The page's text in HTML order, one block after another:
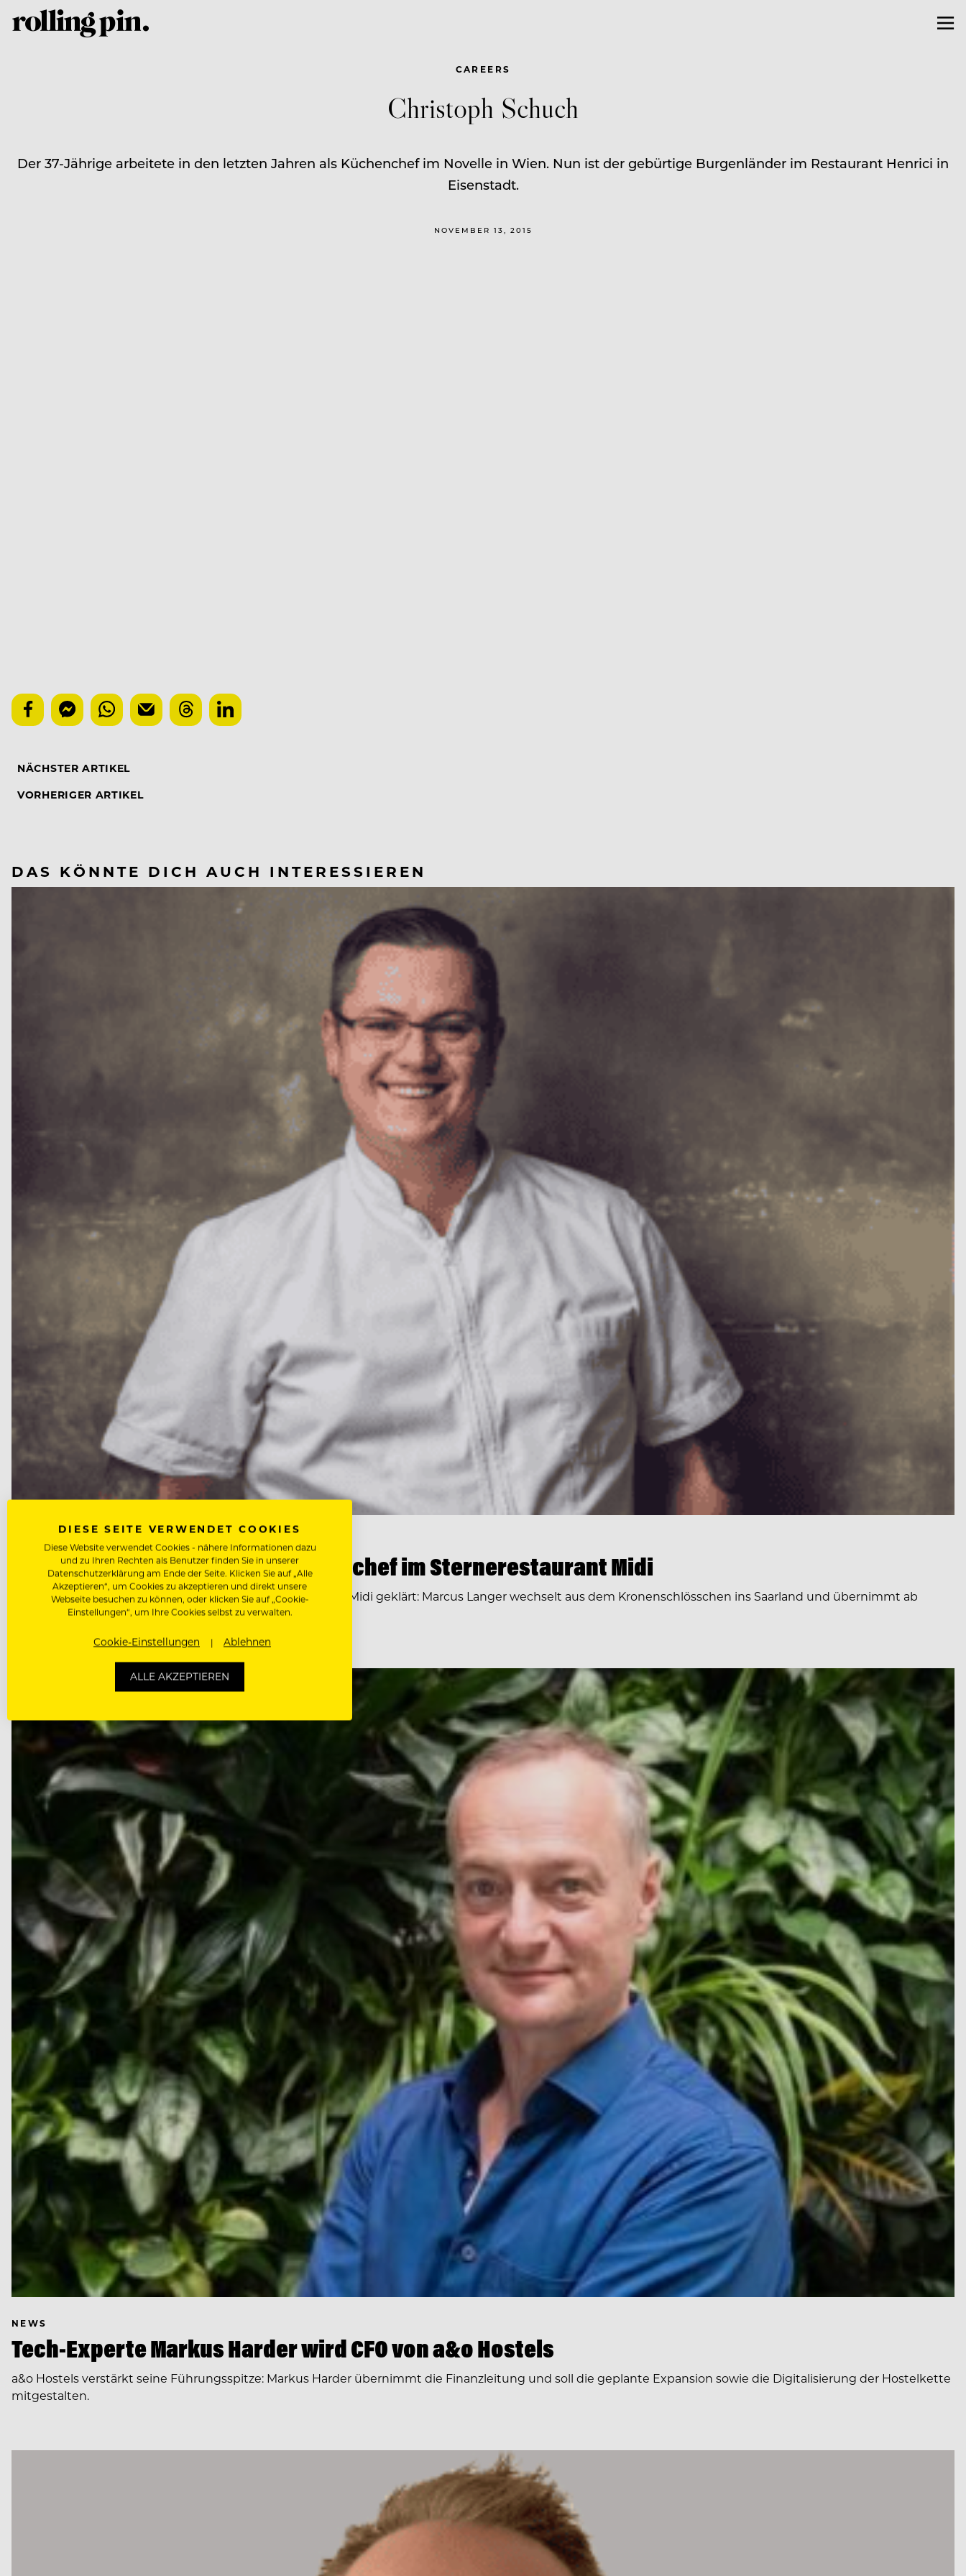
CAREERS
Christoph Schuch
Der 37-Jährige arbeitete in den letzten Jahren als Küchenchef im Novelle in Wien. Nun ist der gebürtige Burgenländer im Restaurant Henrici in
Eisenstadt.
NOVEMBER 13, 2015
NÄCHSTER ARTIKEL
VORHERIGER ARTIKEL
DAS KÖNNTE DICH AUCH INTERESSIEREN
NEWS
Marcus Langer wird neuer Küchenchef im Sternerestaurant Midi
Nach dem Abschied von Peter Wirbel ist die Nachfolge im Midi geklärt: Marcus Langer wechselt aus dem Kronenschlösschen ins Saarland und übernimmt ab
September die…
NEWS
Tech-Experte Markus Harder wird CFO von a&o Hostels
a&o Hostels verstärkt seine Führungsspitze: Markus Harder übernimmt die Finanzleitung und soll die geplante Expansion sowie die Digitalisierung der Hostelkette
mitgestalten.
DIESE SEITE VERWENDET COOKIES
Diese Website verwendet Cookies - nähere Informationen dazu
und zu Ihren Rechten als Benutzer finden Sie in unserer
Datenschutzerklärung am Ende der Seite. Klicken Sie auf „Alle
Akzeptieren“, um Cookies zu akzeptieren und direkt unsere
Webseite besuchen zu können, oder klicken Sie auf „Cookie-
Einstellungen“, um Ihre Cookies selbst zu verwalten.
Cookie-Einstellungen Ablehnen
ALLE AKZEPTIEREN